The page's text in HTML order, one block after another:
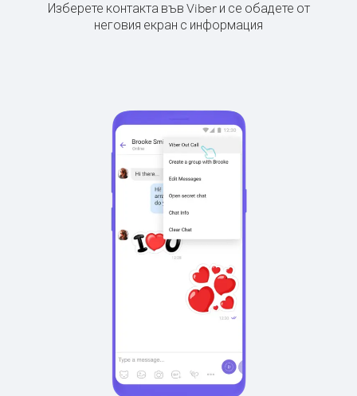
Изберете контакта във Viber и се обадете от
неговия екран с информация